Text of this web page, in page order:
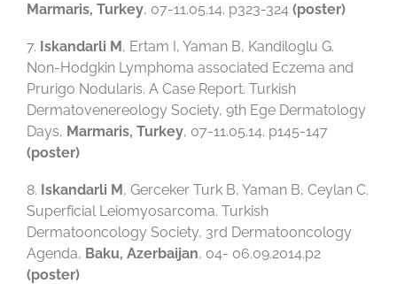
Marmaris, Turkey, 07-11.05.14. p323-324 (poster)
7. Iskandarli M, Ertam I, Yaman B, Kandiloglu G.
Non-Hodgkin Lymphoma associated Eczema and
Prurigo Nodularis. A Case Report. Turkish
Dermatovenereology Society, 9th Ege Dermatology
Days, Marmaris, Turkey, 07-11.05.14. p145-147
(poster)
8. Iskandarli M, Gerceker Turk B, Yaman B, Ceylan C.
Superficial Leiomyosarcoma. Turkish
Dermatooncology Society, 3rd Dermatooncology
Agenda, Baku, Azerbaijan, 04- 06.09.2014.p2
(poster)